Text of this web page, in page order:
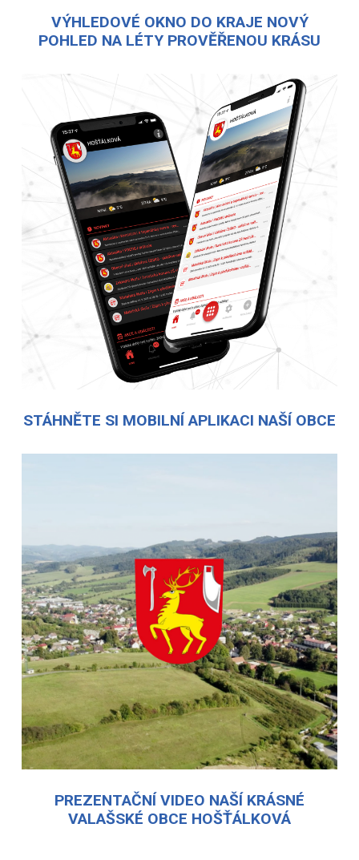
VÝHLEDOVÉ OKNO DO KRAJE NOVÝ
POHLED NA LÉTY PROVĚŘENOU KRÁSU
STÁHNĚTE SI MOBILNÍ APLIKACI NAŠÍ OBCE
PREZENTAČNÍ VIDEO NAŠÍ KRÁSNÉ
VALAŠSKÉ OBCE HOŠŤÁLKOVÁ